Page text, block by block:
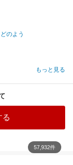
のよう
もっと見る
る
57,932件